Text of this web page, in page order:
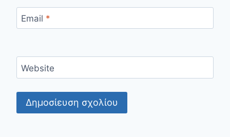
Email *
Website